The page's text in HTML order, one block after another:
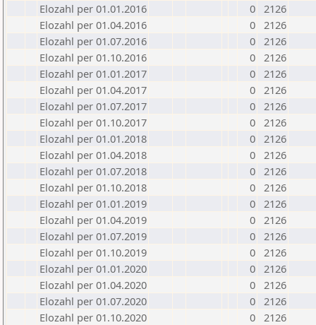
Elozahl per 01.01.2016
0 2126
Elozahl per 01.04.2016
0 2126
Elozahl per 01.07.2016
0 2126
Elozahl per 01.10.2016
0 2126
Elozahl per 01.01.2017
0 2126
Elozahl per 01.04.2017
0 2126
Elozahl per 01.07.2017
0 2126
Elozahl per 01.10.2017
0 2126
Elozahl per 01.01.2018
0 2126
Elozahl per 01.04.2018
0 2126
Elozahl per 01.07.2018
0 2126
Elozahl per 01.10.2018
0 2126
Elozahl per 01.01.2019
0 2126
Elozahl per 01.04.2019
0 2126
Elozahl per 01.07.2019
0 2126
Elozahl per 01.10.2019
0 2126
Elozahl per 01.01.2020
0 2126
Elozahl per 01.04.2020
0 2126
Elozahl per 01.07.2020
0 2126
Elozahl per 01.10.2020
0 2126